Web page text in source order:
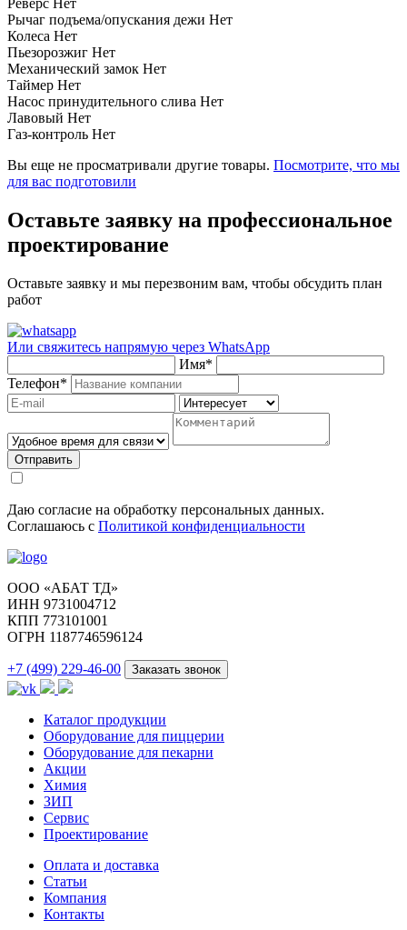
Рычаг подъема/опускания дежи Нет
Колеса Нет
Пьезорозжиг Нет
Механический замок Нет
Таймер Нет
Насос принудительного слива Нет
Лавовый Нет
Газ-контроль Нет
Вы еще не просматривали другие товары. Посмотрите, что мы
для вас подготовили
Оставьте заявку на профессиональное
проектирование
Оставьте заявку и мы перезвоним вам, чтобы обсудить план
работ
Или свяжитесь напрямую через WhatsApp
Имя*
Телефон*
Отправить
Даю согласие на обработку персональных данных.
Соглашаюсь с Политикой конфиденциальности
ООО «АБАТ ТД»
ИНН 9731004712
КПП 773101001
ОГРН 1187746596124
+7 (499) 229-46-00 Заказать звонок
Каталог продукции
Оборудование для пиццерии
Оборудование для пекарни
Акции
Химия
ЗИП
Сервис
Проектирование
Оплата и доставка
Cтатьи
Компания
Контакты